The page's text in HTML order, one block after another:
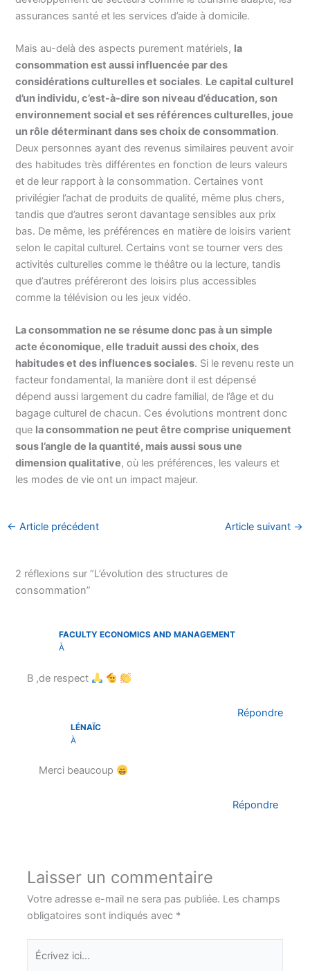
assurances santé et les services d’aide à domicile.
Mais au-delà des aspects purement matériels, la
consommation est aussi influencée par des
considérations culturelles et sociales. Le capital culturel
d’un individu, c’est-à-dire son niveau d’éducation, son
environnement social et ses références culturelles, joue
un rôle déterminant dans ses choix de consommation.
Deux personnes ayant des revenus similaires peuvent avoir
des habitudes très différentes en fonction de leurs valeurs
et de leur rapport à la consommation. Certaines vont
privilégier l’achat de produits de qualité, même plus chers,
tandis que d’autres seront davantage sensibles aux prix
bas. De même, les préférences en matière de loisirs varient
selon le capital culturel. Certains vont se tourner vers des
activités culturelles comme le théâtre ou la lecture, tandis
que d’autres préféreront des loisirs plus accessibles
comme la télévision ou les jeux vidéo.
La consommation ne se résume donc pas à un simple
acte économique, elle traduit aussi des choix, des
habitudes et des influences sociales. Si le revenu reste un
facteur fondamental, la manière dont il est dépensé
dépend aussi largement du cadre familial, de l’âge et du
bagage culturel de chacun. Ces évolutions montrent donc
que la consommation ne peut être comprise uniquement
sous l’angle de la quantité, mais aussi sous une
dimension qualitative, où les préférences, les valeurs et
les modes de vie ont un impact majeur.
← Article précédent Article suivant →
2 réflexions sur “L’évolution des structures de
consommation”
FACULTY ECONOMICS AND MANAGEMENT
À
B ,de respect
Répondre
LÉNAÏC
À
Merci beaucoup
Répondre
Laisser un commentaire
Votre adresse e-mail ne sera pas publiée. Les champs
obligatoires sont indiqués avec *
Écrivez
ici…